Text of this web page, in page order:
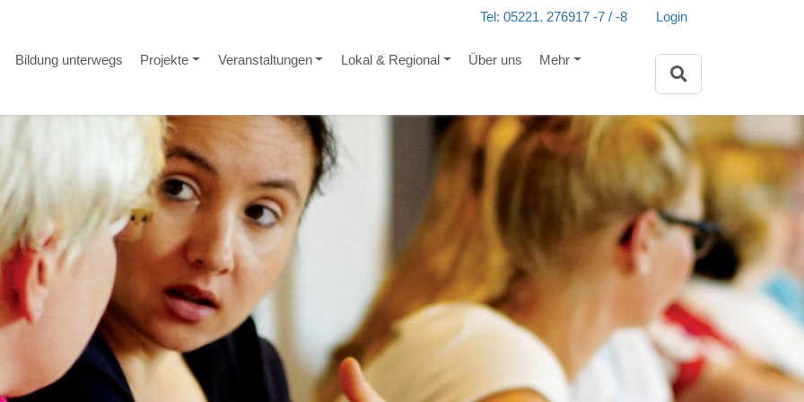
Tel: 05221. 276917 -7 / -8 Login
Bildung unterwegs Projekte Veranstaltungen Lokal & Regional Über uns Mehr